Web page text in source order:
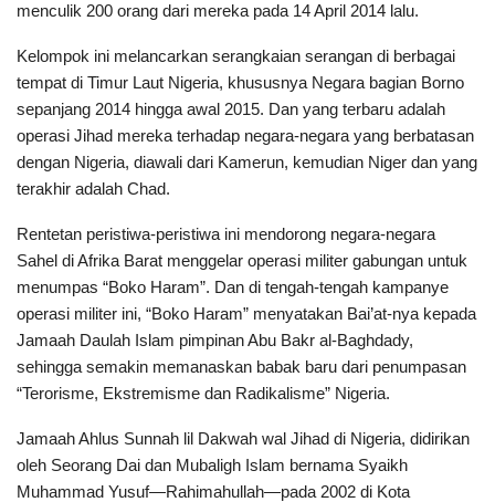
menculik 200 orang dari mereka pada 14 April 2014 lalu.
Kelompok ini melancarkan serangkaian serangan di berbagai
tempat di Timur Laut Nigeria, khususnya Negara bagian Borno
sepanjang 2014 hingga awal 2015. Dan yang terbaru adalah
operasi Jihad mereka terhadap negara-negara yang berbatasan
dengan Nigeria, diawali dari Kamerun, kemudian Niger dan yang
terakhir adalah Chad.
Rentetan peristiwa-peristiwa ini mendorong negara-negara
Sahel di Afrika Barat menggelar operasi militer gabungan untuk
menumpas “Boko Haram”. Dan di tengah-tengah kampanye
operasi militer ini, “Boko Haram” menyatakan Bai’at-nya kepada
Jamaah Daulah Islam pimpinan Abu Bakr al-Baghdady,
sehingga semakin memanaskan babak baru dari penumpasan
“Terorisme, Ekstremisme dan Radikalisme” Nigeria.
Jamaah Ahlus Sunnah lil Dakwah wal Jihad di Nigeria, didirikan
oleh Seorang Dai dan Mubaligh Islam bernama Syaikh
Muhammad Yusuf—Rahimahullah—pada 2002 di Kota